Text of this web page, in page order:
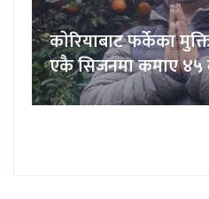
काेरियाबाट फर्केका
एकै सिजनमा कमाए